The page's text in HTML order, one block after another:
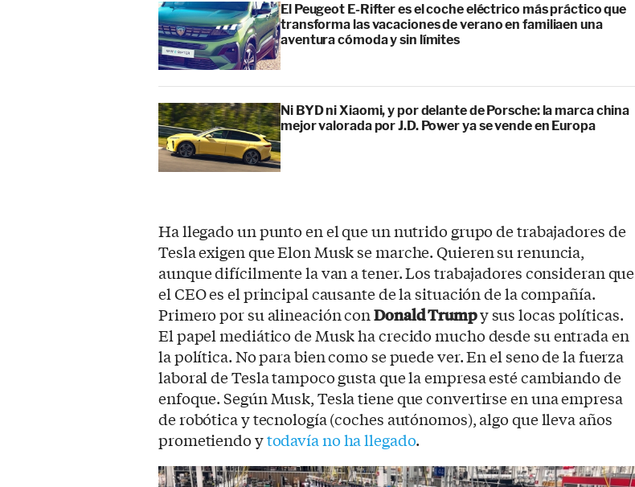
El Peugeot E-Rifter es el coche eléctrico más práctico que
transforma las vacaciones de verano en familiaen una
aventura cómoda y sin límites
Ni BYD ni Xiaomi, y por delante de Porsche: la marca china
mejor valorada por J.D. Power ya se vende en Europa
Ha llegado un punto en el que un nutrido grupo de trabajadores de
Tesla exigen que Elon Musk se marche. Quieren su renuncia,
aunque difícilmente la van a tener. Los trabajadores consideran que
el CEO es el principal causante de la situación de la compañía.
Primero por su alineación conDonald Trumpy sus locas políticas.
El papel mediático de Musk ha crecido mucho desde su entrada en
la política. No para bien como se puede ver. En el seno de la fuerza
laboral de Tesla tampoco gusta que la empresa esté cambiando de
enfoque. Según Musk, Tesla tiene que convertirse en una empresa
de robótica y tecnología (coches autónomos), algo que lleva años
prometiendo ytodavía no ha llegado.